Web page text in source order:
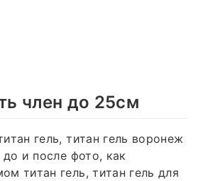
член до 25см
гель, титан гель воронеж
до и после фото, как
титан гель, титан гель для